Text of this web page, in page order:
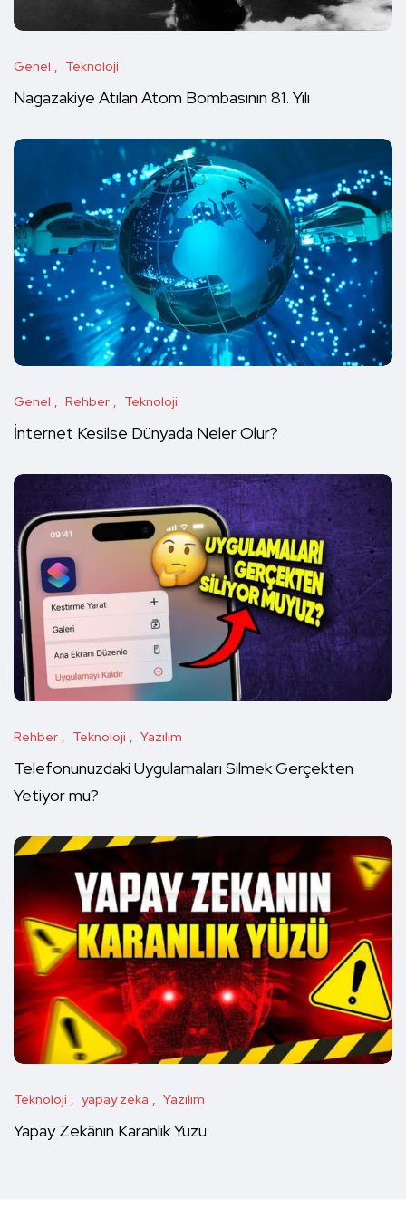
Genel Teknoloji
Nagazakiye Atılan Atom Bombasının 81. Yılı
Genel Rehber Teknoloji
İnternet Kesilse Dünyada Neler Olur?
Rehber Teknoloji Yazılım
Telefonunuzdaki Uygulamaları Silmek Gerçekten
Yetiyor mu?
Teknoloji yapay zeka Yazılım
Yapay Zekânın Karanlık Yüzü